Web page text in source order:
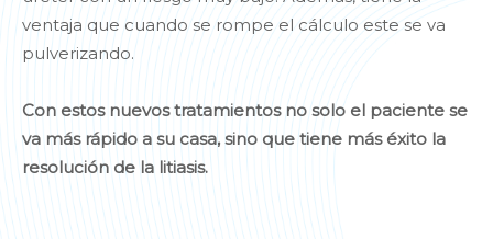
ventaja que cuando se rompe el cálculo este se va
pulverizando.
Con estos nuevos tratamientos no solo el paciente se
va más rápido a su casa, sino que tiene más éxito la
resolución de la litiasis.